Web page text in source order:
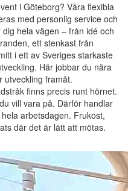
i Göteborg? Våra flexibla
med personlig service och
hela vägen – från idé och
ett stenkast från
i ett av Sveriges starkaste
Här jobbar du nära
utveckling framåt.
finns precis runt hörnet.
vill vara på. Därför handlar
arbetsdagen. Frukost,
där det är lätt att mötas.